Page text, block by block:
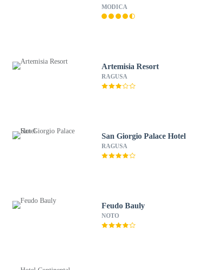
MODICA
Artemisia Resort
RAGUSA
San Giorgio Palace Hotel
RAGUSA
Feudo Bauly
NOTO